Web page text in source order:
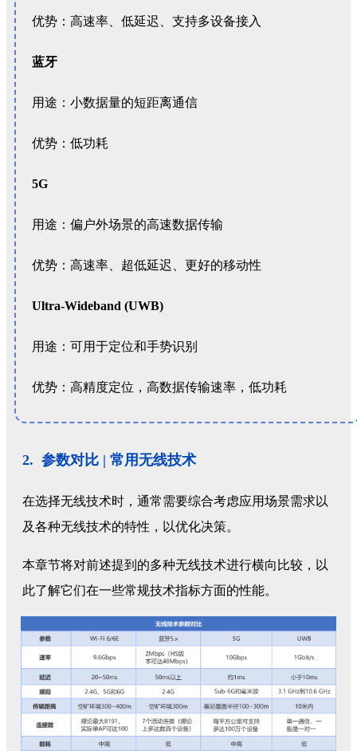
优势：高速率、低延迟、支持多设备接入
蓝牙
用途：小数据量的短距离通信
优势：低功耗
5G
用途：偏户外场景的高速数据传输
优势：高速率、超低延迟、更好的移动性
Ultra-Wideband (UWB)
用途：可用于定位和手势识别
优势：高精度定位，高数据传输速率，低功耗
2. 参数对比 | 常用无线技术
在选择无线技术时，通常需要综合考虑应用场景需求以
及各种无线技术的特性，以优化决策。
本章节将对前述提到的多种无线技术进行横向比较，以
此了解它们在一些常规技术指标方面的性能。